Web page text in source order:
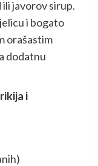
ili javorov sirup.
i bogato
orašastim
dodatnu
i